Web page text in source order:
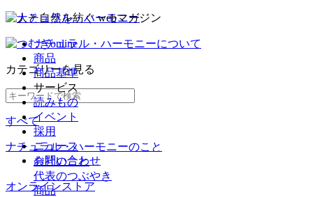
ナチュラル・ハーモニーについて
商品
商品基準
サービス
読みもの
イベント
採用
ニュース
お問い合わせ
オンラインストア
カテゴリーを見る
すべて
ナチュラル・ハーモニーのこと
会社のこと
代表のつぶやき
商品